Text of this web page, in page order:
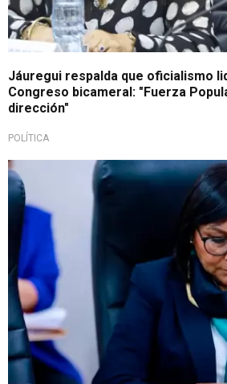
Jáuregui respalda que oficialismo
Congreso bicameral: "Fuerza
dirección"
POLÍTICA
Jauregui bajo lupa